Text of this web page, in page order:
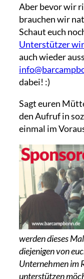
Aber bevor wir
brauchen wir
Schaut euch
Unterstützer
auch wieder
dabei! :)
Sagt euren
den Aufruf in
einmal im
werden dieses
diejenigen von
Unternehmen im
unterstützen